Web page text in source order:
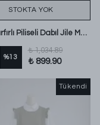
STOKTA YOK
Kolları Fırfırlı Piliseli Dabıl Jile Mürdüm
%13
₺ 1,034.89
₺ 899.90
Tükendi